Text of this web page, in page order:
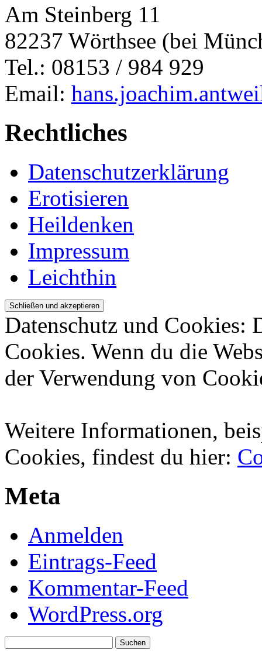
Am Steinberg 11
82237 Wörthsee (bei
Tel.: 08153 / 984 929
Email:
Rechtliches
Datenschutzerklärung
Erotisieren
Heildenken
Impressum
Leichthin
Datenschutz und Cookies:
Cookies. Wenn du die
der Verwendung von
Weitere Informationen,
Cookies, findest du hier:
Meta
Anmelden
Eintrags-Feed
Kommentar-Feed
WordPress.org
nach: